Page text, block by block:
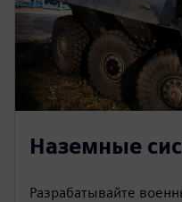
Наземные
Разрабатывайте